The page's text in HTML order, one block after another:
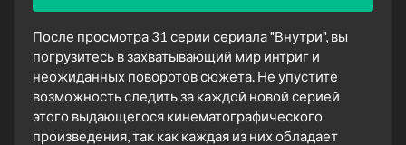
После просмотра 31 серии сериала "Внутри", вы
погрузитесь в захватывающий мир интриг и
неожиданных поворотов сюжета. Не упустите
возможность следить за каждой новой серией
этого выдающегося кинематографического
произведения, так как каждая из них обладает